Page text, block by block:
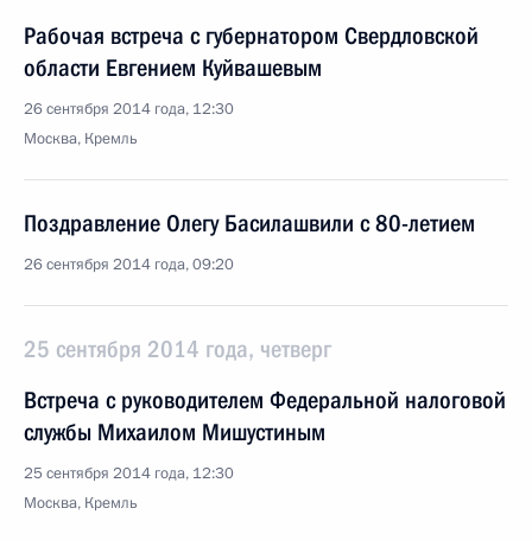
Рабочая встреча с губернатором Свердловской
области Евгением Куйвашевым
26 сентября 2014 года, 12:30
Москва, Кремль
Поздравление Олегу Басилашвили с 80-летием
26 сентября 2014 года, 09:20
25 сентября 2014 года, четверг
Встреча с руководителем Федеральной налоговой
службы Михаилом Мишустиным
25 сентября 2014 года, 12:30
Москва, Кремль